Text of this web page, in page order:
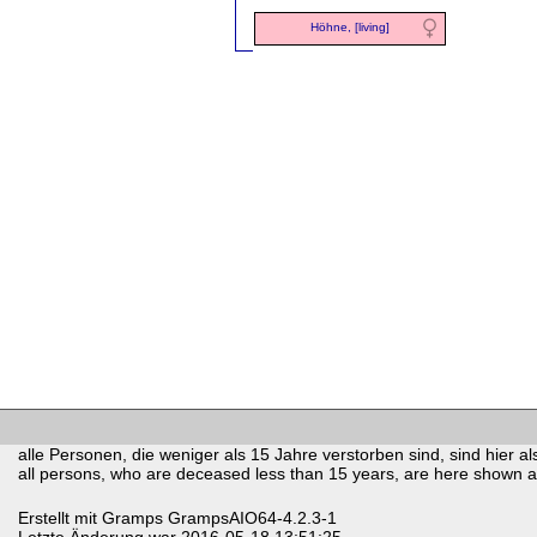
Höhne, [living]
alle Personen, die weniger als 15 Jahre verstorben sind, sind hier
all persons, who are deceased less than 15 years, are here shown
Erstellt mit Gramps GrampsAIO64-4.2.3-1